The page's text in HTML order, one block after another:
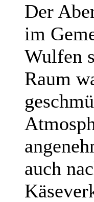
Der
im
Wulfen
Raum
auch